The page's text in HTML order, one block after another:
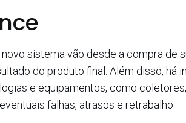
sistema vão desde a compra de
do produto final. Além disso,
e equipamentos, como
falhas, atrasos e retrabalho.